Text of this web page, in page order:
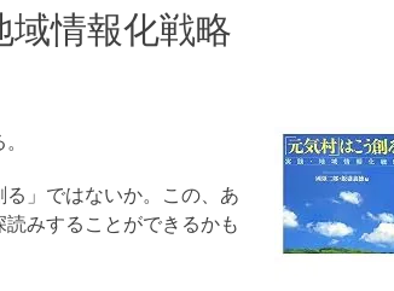
域情報化戦略
」ではないか。この、あ
みすることができるかも